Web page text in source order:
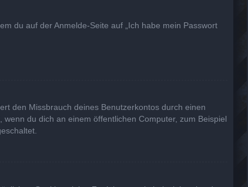
du auf der Anmelde-Seite auf „Ich habe mein Passwort
den Missbrauch deines Benutzerkontos durch einen
du dich an einem öffentlichen Computer, zum Beispiel